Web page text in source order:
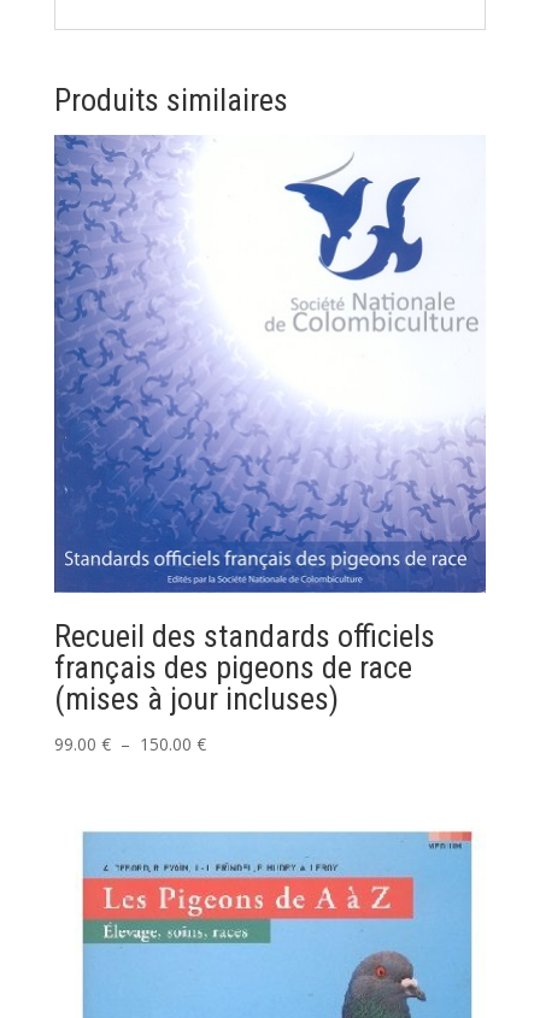
Produits similaires
Recueil des standards officiels
français des pigeons de race
(mises à jour incluses)
99.00 € – 150.00 €Plage
150.00 €